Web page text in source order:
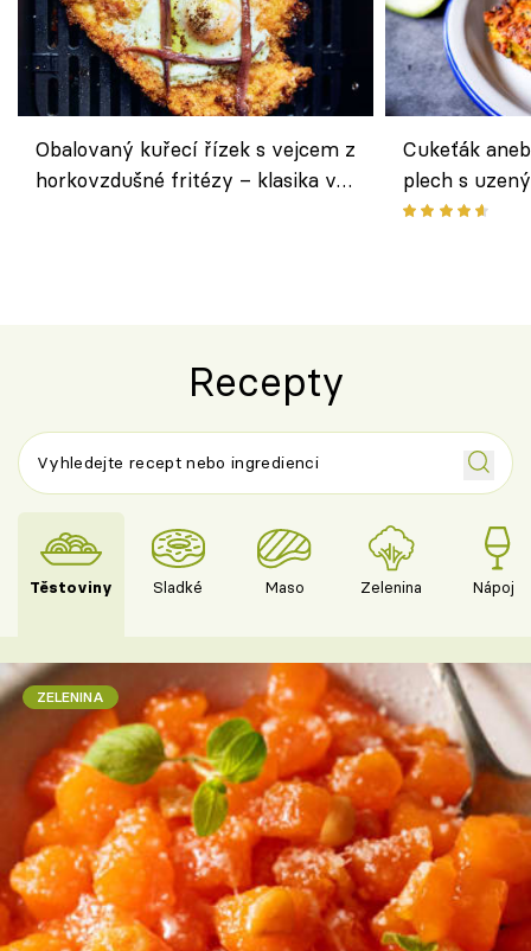
Obalovaný kuřecí řízek s vejcem z
horkovzdušné fritézy – klasika v
Cukeťák
plech s
způsob, jak
Recepty
Těstoviny Sladké Maso Zelenina Nápoje
ZELENINA